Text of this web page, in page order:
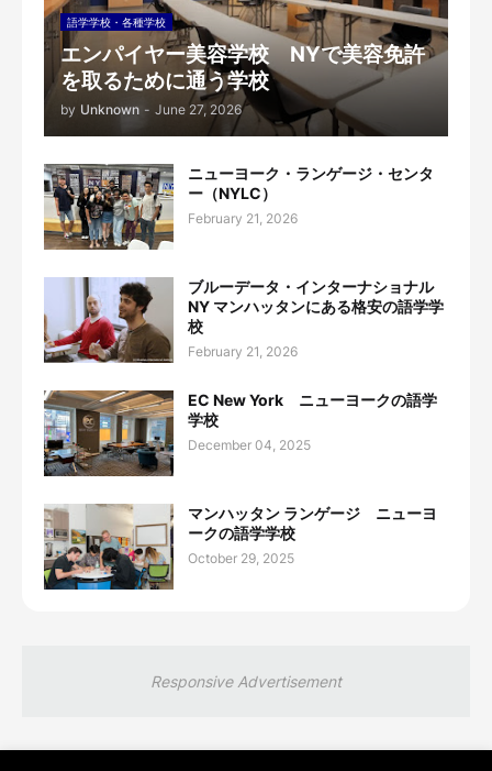
語学学校・各種学校
エンパイヤー美容学校 NYで美容免許
を取るために通う学校
by Unknown - June 27, 2026
ニューヨーク・ランゲージ・センタ
ー（NYLC）
February 21, 2026
ブルーデータ・インターナショナル
NY マンハッタンにある格安の語学学
校
February 21, 2026
EC New York ニューヨークの語学
学校
December 04, 2025
マンハッタン ランゲージ ニューヨ
ークの語学学校
October 29, 2025
Responsive Advertisement